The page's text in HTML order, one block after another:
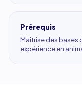
Prérequis
Maîtrise des bases
expérience en